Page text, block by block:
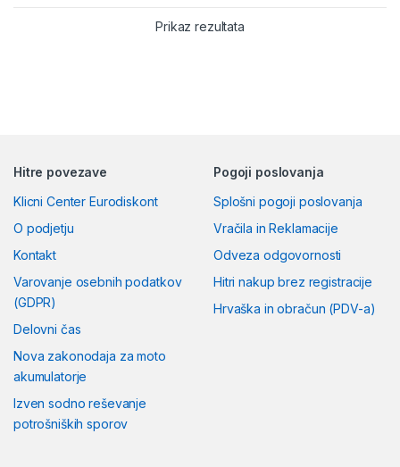
Prikaz rezultata
Hitre povezave
Klicni Center Eurodiskont
O podjetju
Kontakt
Varovanje osebnih podatkov
(GDPR)
Delovni čas
Nova zakonodaja za moto
akumulatorje
Izven sodno reševanje
potrošniških sporov
Pogoji poslovanja
Splošni pogoji poslovanja
Vračila in Reklamacije
Odveza odgovornosti
Hitri nakup brez registracije
Hrvaška in obračun (PDV-a)